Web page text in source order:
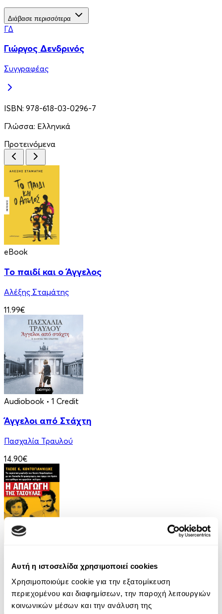
Αυτή η ιστοσελίδα χρησιμοποιεί cookies
Χρησιμοποιούμε cookie για την εξατομίκευση
περιεχομένου και διαφημίσεων, την παροχή λειτουργιών
κοινωνικών μέσων και την ανάλυση της
Διάβασε περισσότερα
ΓΔ
Γιώργος Δενδρινός
Συγγραφέας
ISBN: 978-618-03-0296-7
Γλώσσα: Ελληνικά
Προτεινόμενα
eBook
Το παιδί και ο Άγγελος
Αλέξης Σταμάτης
11.99€
Audiobook • 1 Credit
Άγγελοι από Στάχτη
Πασχαλία Τραυλού
14.90€
Η απαγωγή της Τασούλας
Τάσος Κοντογιαννίδης
9.99€